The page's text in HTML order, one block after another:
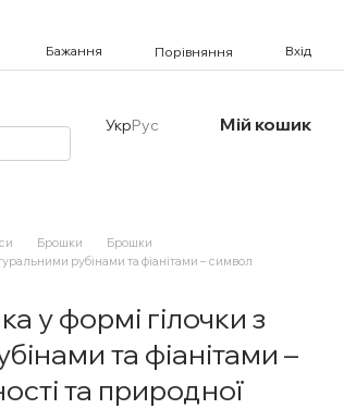
Бажання Порівняння Вхід
УкрРус Мій кошик
Брошки
Брошки
рубінами та фіанітами – символ
у формі гілочки з
та фіанітами –
та природної